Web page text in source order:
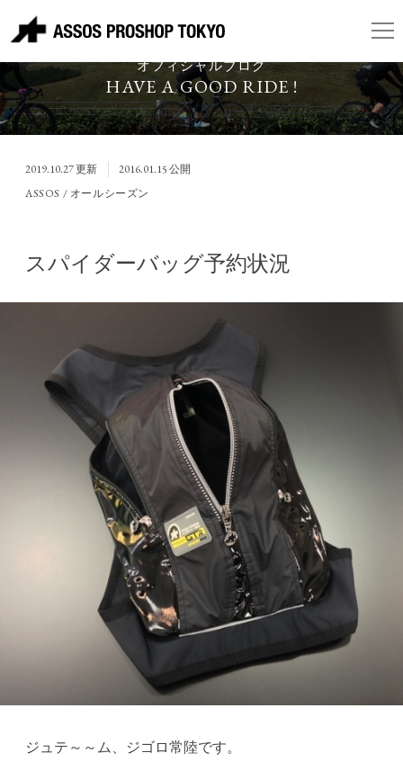
オフィシャルブログ
HAVE A GOOD RIDE !
2019.10.27更新 2016.01.15公開
ASSOS / オールシーズン
スパイダーバッグ予約状況
ジュテ～～ム、ジゴロ常陸です。